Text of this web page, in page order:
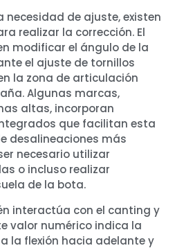
necesidad de ajuste, existen
realizar la corrección. El
modificar el ángulo de la
el ajuste de tornillos
la zona de articulación
Algunas marcas,
altas, incorporan
que facilitan esta
desalineaciones más
necesario utilizar
o incluso realizar
de la bota.
interactúa con el canting y
valor numérico indica la
la flexión hacia adelante y